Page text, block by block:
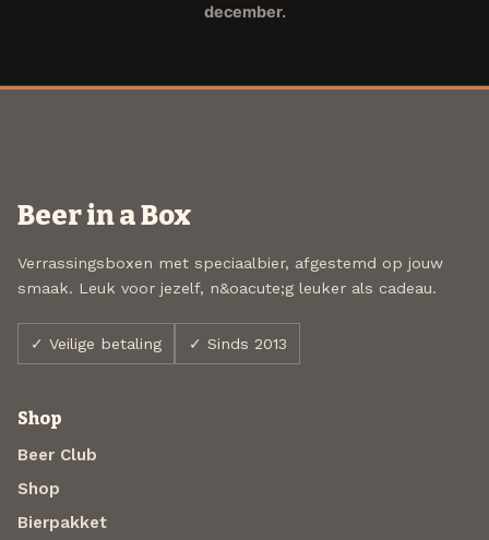
december.
Beer in a Box
Verrassingsboxen met speciaalbier, afgestemd op jouw
smaak. Leuk voor jezelf, n&oacute;g leuker als cadeau.
✓ Veilige betaling ✓ Sinds 2013
Shop
Beer Club
Shop
Bierpakket